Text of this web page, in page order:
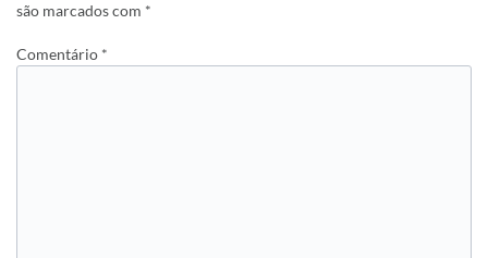
são marcados com *
Comentário *